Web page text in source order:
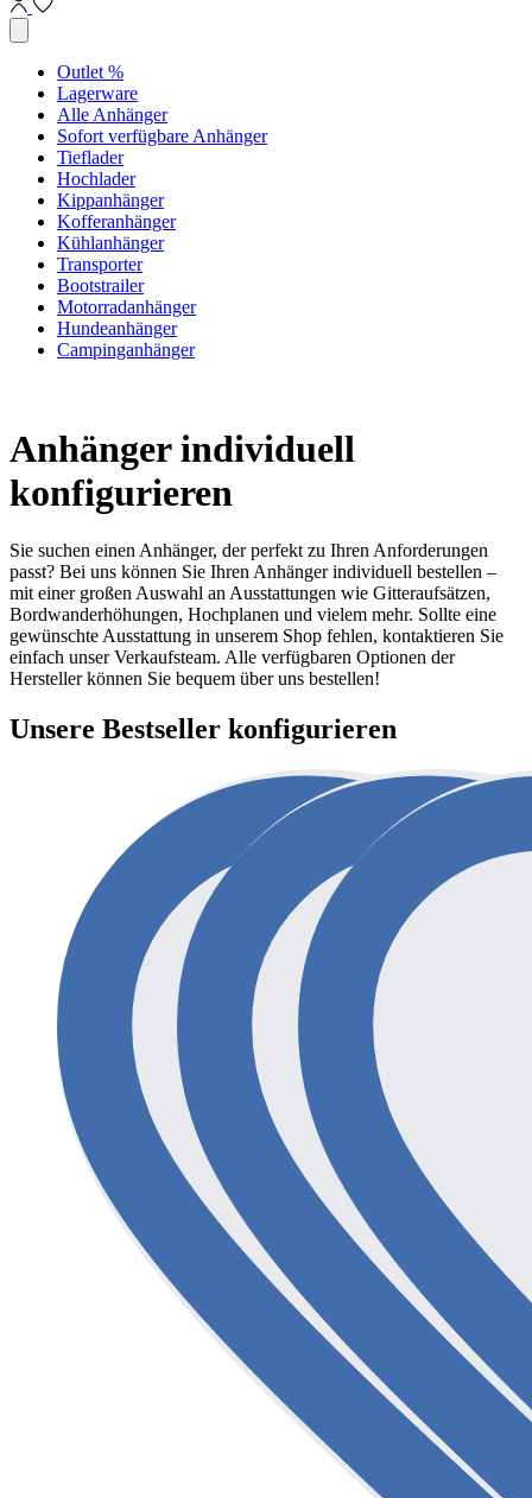
Outlet %
Lagerware
Alle Anhänger
Sofort verfügbare Anhänger
Tieflader
Hochlader
Kippanhänger
Kofferanhänger
Kühlanhänger
Transporter
Bootstrailer
Motorradanhänger
Hundeanhänger
Campinganhänger
Anhänger individuell
konfigurieren
Sie suchen einen Anhänger, der perfekt zu Ihren Anforderungen
passt? Bei uns können Sie Ihren Anhänger individuell bestellen –
mit einer großen Auswahl an Ausstattungen wie Gitteraufsätzen,
Bordwanderhöhungen, Hochplanen und vielem mehr. Sollte eine
gewünschte Ausstattung in unserem Shop fehlen, kontaktieren Sie
einfach unser Verkaufsteam. Alle verfügbaren Optionen der
Hersteller können Sie bequem über uns bestellen!
Unsere Bestseller konfigurieren